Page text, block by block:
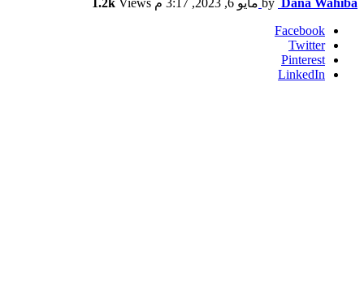
by Dana Wahiba مايو 6, 2023, 3:17 م 1.2k Views
Facebook
Twitter
Pinterest
LinkedIn